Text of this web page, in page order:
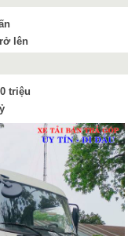
lên
triệu